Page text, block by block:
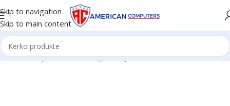
Skip to navigation
Skip to main content
Kreu/Komponent PC/Kabuj & Adapter